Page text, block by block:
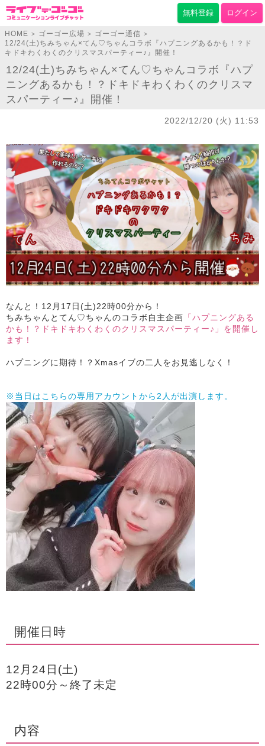
無料登録 ログイン
HOME > ゴーゴー広場 > ゴーゴー通信 >
12/24(土)ちみちゃん×てん♡ちゃんコラボ『ハプニングあるかも！？ド
キドキわくわくのクリスマスパーティー♪』開催！
12/24(土)ちみちゃん×てん♡ちゃんコラボ『ハプ
ニングあるかも！？ドキドキわくわくのクリスマ
スパーティー♪』開催！
2022/12/20 (火) 11:53
なんと！12月17日(土)22時00分から！
ちみちゃんとてん♡ちゃんのコラボ自主企画 「ハプニングある
かも！？ドキドキわくわくのクリスマスパーティー♪」を開催し
ます！
ハプニングに期待！？Xmasイブの二人をお見逃しなく！
※当日はこちらの専用アカウントから2人が出演します。
開催日時
12月24日(土)
22時00分～終了未定
内容